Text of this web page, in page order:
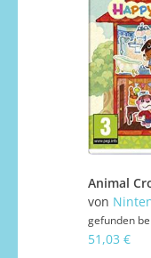
von
gefunden bei
51,03 €